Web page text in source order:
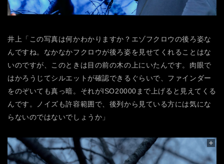
井上「この写真は何かわかりますか？エゾフクロウの後ろ姿な
んですね。なかなかフクロウが後ろ姿を見せてくれることはな
いのですが、このときは目の前の木の上にいたんです。肉眼で
はかろうじてシルエットが確認できるぐらいで、ファインダー
をのぞいても真っ暗。それがISO20000まで上げると見えてくる
んです。ノイズも許容範囲で、後列から見ている方には気にな
らないのではないでしょうか」